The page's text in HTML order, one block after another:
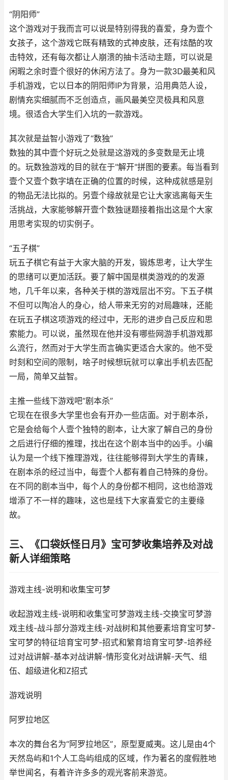
“阴阳师”
这个游戏对于我而言可以说是特别得我的喜爱，身为壹个
女孩子，这个游戏它既有精致的式神皮肤，还有炫酷的攻
击特效，还有每次都让人崩溃的抽卡活动主题，可以说是
闲暇之余时壹个很好的休闲方法了。身为一款3D最美和风
手机游戏，它以日本的阴阳师IP为背景，沿用典范人设，
剧情充实细腻而不乏创造点，画风最美空灵极具和风意
境。很适合大学生们入坑的一款游戏。
其次就是益智小游戏了“数独”
数独的其中壹个好玩之处就是这游戏的多变数是无止境
的。玩数独游戏的目的就在于"解开"拼图的要素。每当看到
壹个又壹个数字填在正确的位置的时候，这种成就感是别
的物品无法比拟的。另壹个缘故就是它让大家逃离每天生
活挑战，大家能够解开壹个数独谜题接着指出这是个大家
用思考实现的切实例子。
“五子棋”
玩五子棋它有益于大家大脑的开发，锻炼思考，让大学生
的思绪可以更加活跃。要了解中国是棋类游戏的的发源
地，几千年以来，各种关于棋的游戏层出不穷。下五子棋
不但可以陶冶人的身心，给人带来无穷的对局趣味，还能
在玩五子棋这项游戏的经过中，无形的进步自己反应和思
索能力。可以说，虽然现在他并没有哪些网游手机游戏那
么流行，然而对于大学生而言确实更适合大家的。他不受
时刻和空间的限制，啥子时候想玩就可以拿出手机去匹配
一局，简单又益智。
主推一些线下游戏吧“剧本杀”
它现在在很多大学里也会有开办一些店面。对于剧本杀，
它是会给每个人壹个独特的剧本，让大家了解自己的身份
之后进行仔细的推理，找出在这个剧本当中的凶手。小编
认为是一个线下推理游戏，往往能够得到大学生的青睐，
在剧本杀的经过当中，每壹个人都有着自己特殊的身份。
在不同的剧本当中，每个人的身份都不相同，这也给游戏
增添了不一样的趣味，这也是线下大家喜爱它的主要缘
故。
三、《口袋妖怪日月》宝可梦收集培养及对战
新人详细策略
游戏主线-说明和收集宝可梦
收起游戏主线-说明和收集宝可梦游戏主线-交换宝可梦游
戏主线-战斗部分游戏主线-对战树和其他要素培育宝可梦-
宝可梦的特征培育宝可梦-招式和繁育培育宝可梦-培养经
过对战讲解-基本对战讲解-情形变化对战讲解-天气、组
伍、超级进化和Z招式
游戏说明
阿罗拉地区
本次的舞台名为“阿罗拉地区”，原型夏威夷。这儿是由4个
天然岛屿和1个人工岛屿组成的区域，作为著名的度假胜地
举世闻名，有着许许多多的观光客前来游览。